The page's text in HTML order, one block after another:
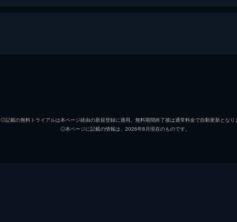
星美智子
◎記載の無料トライアルは本ページ経由の新規登録に適用。無料期間終了後は通常料金で自動更新となり
◎本ページに記載の情報は、2026年8月現在のものです。